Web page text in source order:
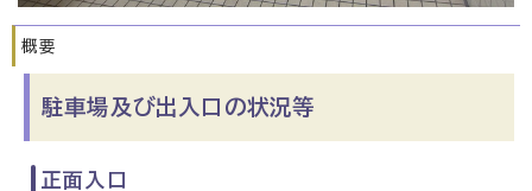
概要
駐車場及び出入口の状況等
正面入口